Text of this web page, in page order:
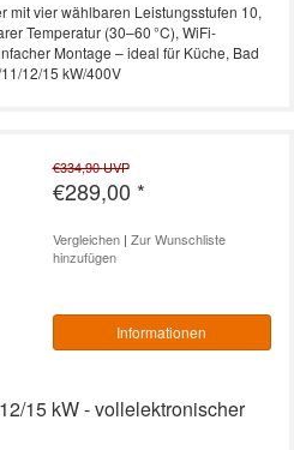
mit vier wählbaren Leistungsstufen 10,
Temperatur (30–60 °C), WiFi-
Montage – ideal für Küche, Bad
12/15 kW/400V
€334,90UVP
€289,00 *
Vergleichen| Zur Wunschliste
hinzufügen
Informationen
15 kW - vollelektronischer